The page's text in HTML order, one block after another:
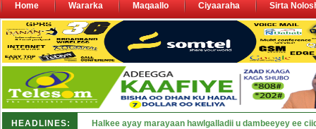
Home Wararka Maqaallo Ciyaaraha Sirta
HEADLINES: Puntland oo waaran u jaraysa siyaasiyi_